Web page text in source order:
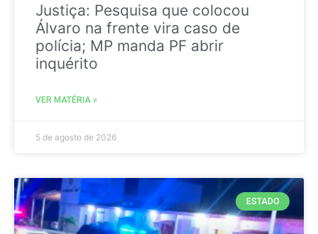
Justiça: Pesquisa que colocou
Álvaro na frente vira caso de
polícia; MP manda PF abrir
inquérito
VER MATÉRIA »
5 de agosto de 2026
ESTADO